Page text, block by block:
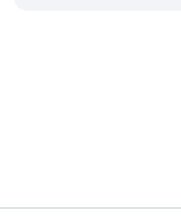
o idioma